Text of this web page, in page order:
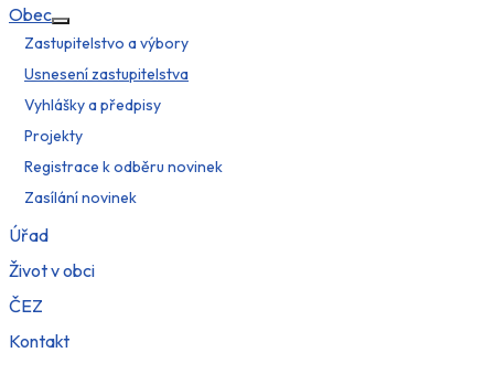
Obec
Více o: Obec
Zastupitelstvo a výbory
Usnesení zastupitelstva
Vyhlášky a předpisy
Projekty
Registrace k odběru novinek
Zasílání novinek
Úřad
Život v obci
ČEZ
Kontakt